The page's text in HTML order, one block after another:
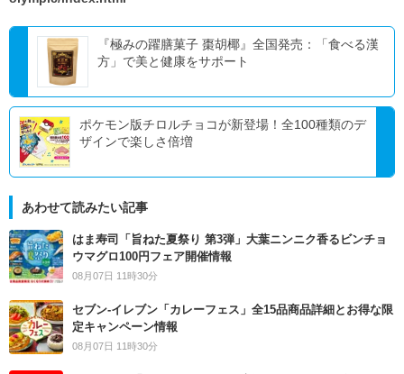
『極みの躍膳菓子 棗胡椰』全国発売：「食べる漢
方」で美と健康をサポート
ポケモン版チロルチョコが新登場！全100種類のデ
ザインで楽しさ倍増
あわせて読みたい記事
はま寿司「旨ねた夏祭り 第3弾」大葉ニンニク香るビンチョ
ウマグロ100円フェア開催情報
08月07日 11時30分
セブン‐イレブン「カレーフェス」全15品商品詳細とお得な限
定キャンペーン情報
08月07日 11時30分